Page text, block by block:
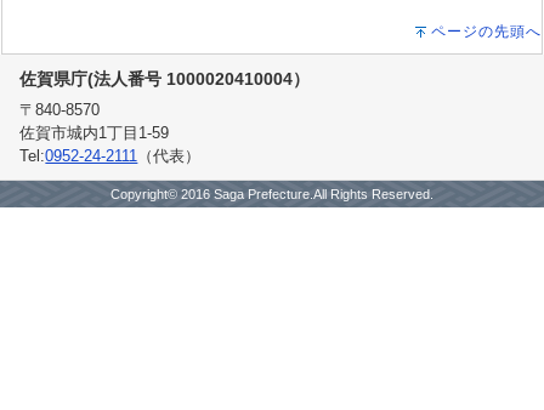
ページの先頭へ
佐賀県庁(法人番号 1000020410004）
〒840-8570
佐賀市城内1丁目1-59
Tel:0952-24-2111 （代表）
Copyright© 2016 Saga Prefecture.All Rights Reserved.